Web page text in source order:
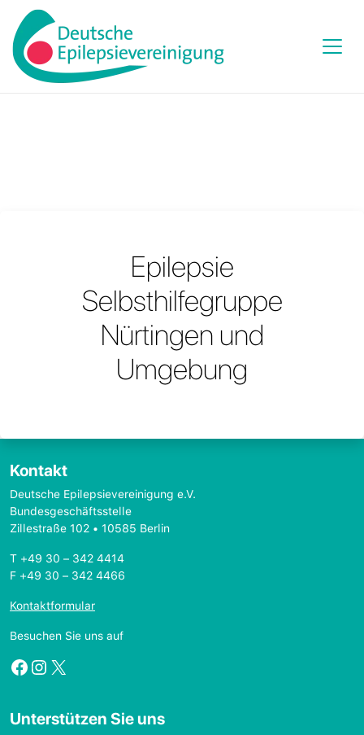
Epilepsie
Selbsthilfegruppe
Nürtingen und
Umgebung
Kontakt
Deutsche Epilepsievereinigung e.V.
Bundesgeschäftsstelle
Zillestraße 102 • 10585 Berlin
T +49 30 – 342 4414
F +49 30 – 342 4466
Kontaktformular
Besuchen Sie uns auf
Facebook
Instagram
X
Unterstützen Sie uns